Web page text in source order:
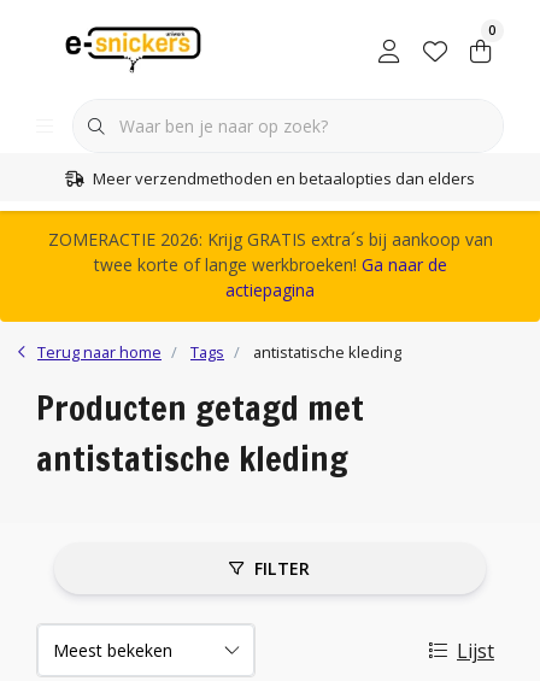
0
Meer verzendmethoden en betaalopties dan elders
ZOMERACTIE 2026: Krijg GRATIS extra´s bij aankoop van
twee korte of lange werkbroeken! Ga naar de
actiepagina
Terug naar home Tags antistatische kleding
Producten getagd met
antistatische kleding
FILTER
Lijst